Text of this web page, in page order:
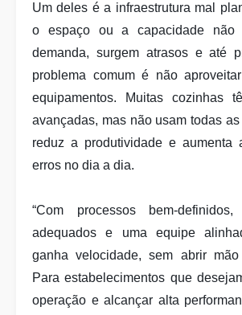
Um deles é a infraestrutura mal
o espaço ou a capacidade não
demanda, surgem atrasos e até
problema comum é não
equipamentos. Muitas cozinhas
avançadas, mas não usam todas
reduz a produtividade e aumenta
erros no dia a dia.
“Com processos bem-definidos,
adequados e uma equipe
ganha velocidade, sem abrir
Para estabelecimentos que
operação e alcançar alta